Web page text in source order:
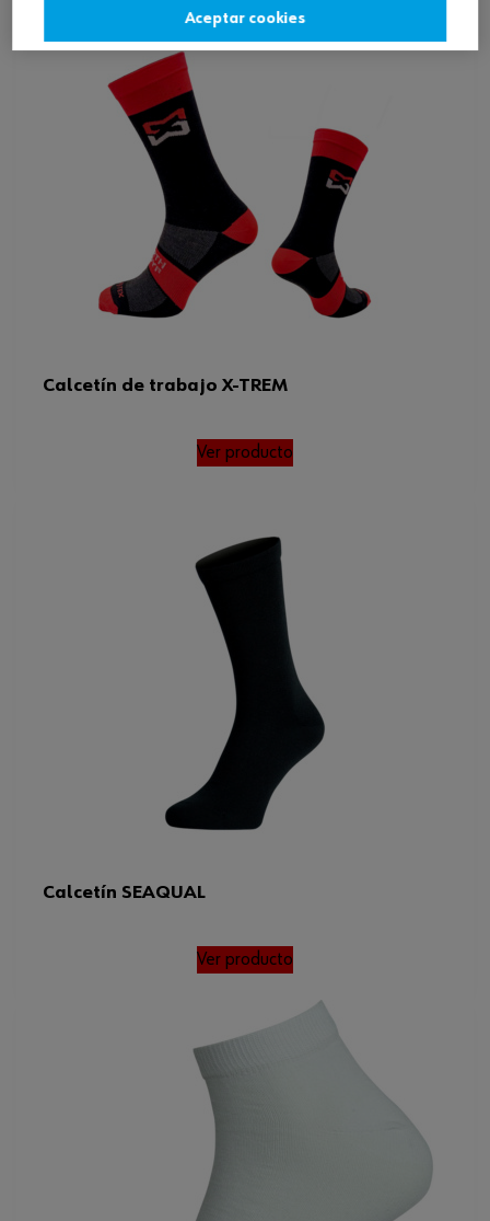
Calcetín de trabajo X-TREM
Ver producto
Calcetín SEAQUAL
Ver producto
Aceptar cookies